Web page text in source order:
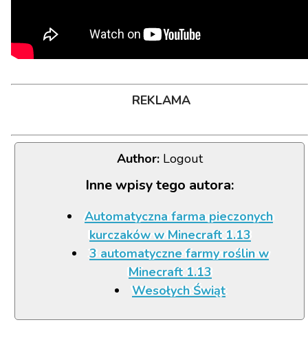
REKLAMA
Author:Logout
Inne wpisy tego autora:
Automatyczna farma pieczonych
kurczaków w Minecraft 1.13
3 automatyczne farmy roślin w
Minecraft 1.13
Wesołych Świąt